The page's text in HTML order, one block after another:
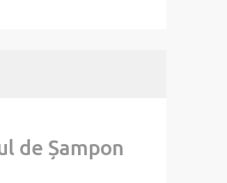
de Șampon